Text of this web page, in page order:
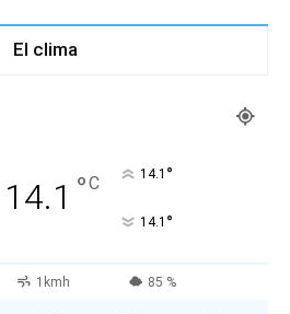
El clima
14.1 °C 14.1 °
14.1 °
1kmh 85 %